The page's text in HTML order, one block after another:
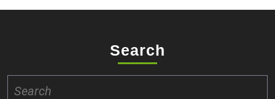
Search
for: